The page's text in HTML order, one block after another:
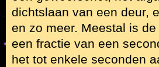
dichtslaan van een deur,
en zo meer. Meestal is
een fractie van een
het tot enkele seconden